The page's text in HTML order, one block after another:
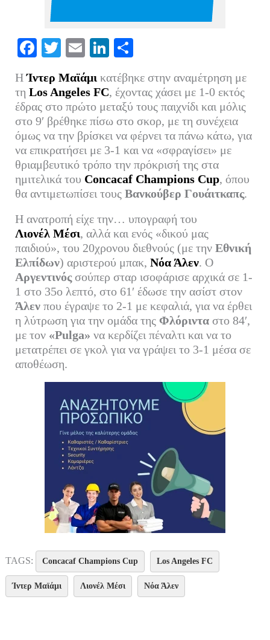
Fa
bo
ok
T
wi
tte
r
E
m
ail
Li
nk
ed
In
ρ
α
στ
εί
τε
HΊντερ Μαϊάμικατέβηκε στην αναμέτρηση με
τη Los Angeles FC, έχοντας χάσει με 1-0 εκτός
έδρας στο πρώτο μεταξύ τους παιχνίδι και μόλις
στο 9′ βρέθηκε πίσω στο σκορ, με τη συνέχεια
όμως να την βρίσκει να φέρνει τα πάνω κάτω, για
να επικρατήσει με 3-1 και να «σφραγίσει» με
θριαμβευτικό τρόπο την πρόκρισή της στα
ημιτελικά του Concacaf Champions Cup, όπου
θα αντιμετωπίσει τους Βανκούβερ Γουάιτκαπς.
Η ανατροπή είχε την… υπογραφή του
Λιονέλ Μέσι, αλλά και ενός «δικού μας
παιδιού», του 20χρονου διεθνούς (με την Εθνική
Ελπίδων) αριστερού μπακ, Νόα Άλεν. Ο
Αργεντινόςσούπερ σταρ ισοφάρισε αρχικά σε 1-
1 στο 35ο λεπτό, στο 61′ έδωσε την ασίστ στον
Άλεν που έγραψε το 2-1 με κεφαλιά, για να έρθει
η λύτρωση για την ομάδα της Φλόριντα στο 84′,
με τον «Pulga» να κερδίζει πέναλτι και να το
μετατρέπει σε γκολ για να γράψει το 3-1 μέσα σε
αποθέωση.
TAGS: Concacaf Champions Cup Los Angeles FC
Ίντερ Μαϊάμι Λιονέλ Μέσι Νόα Άλεν